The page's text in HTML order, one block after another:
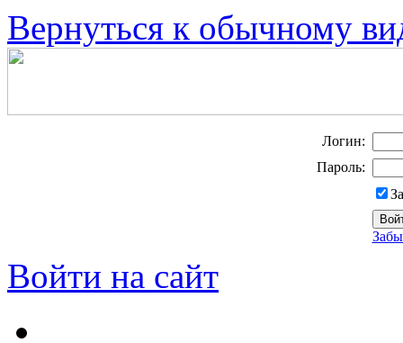
Вернуться к обычному
Логин:
Пароль:
Войти на сайт